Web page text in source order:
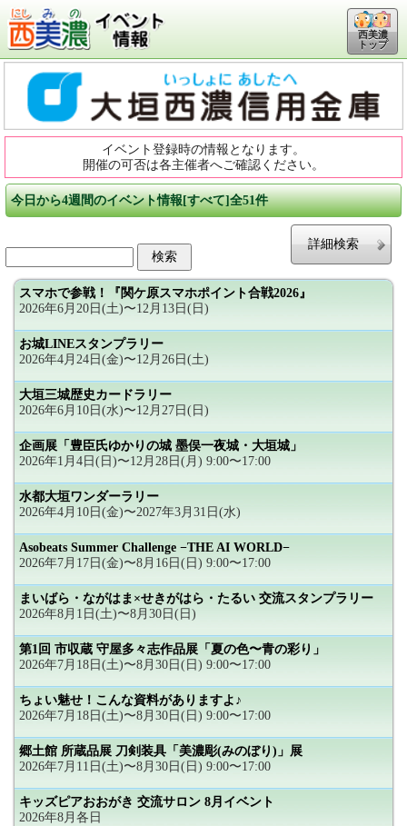
西美濃
トップ
イベント登録時の情報となります。
開催の可否は各主催者へご確認ください。
今日から4週間のイベント情報[すべて]全51件
詳細検索
スマホで参戦！『関ケ原スマホポイント合戦2026』
2026年6月20日(土)〜12月13日(日)
お城LINEスタンプラリー
2026年4月24日(金)〜12月26日(土)
大垣三城歴史カードラリー
2026年6月10日(水)〜12月27日(日)
企画展「豊臣氏ゆかりの城 墨俣一夜城・大垣城」
2026年1月4日(日)〜12月28日(月) 9:00〜17:00
水都大垣ワンダーラリー
2026年4月10日(金)〜2027年3月31日(水)
Asobeats Summer Challenge −THE AI WORLD−
2026年7月17日(金)〜8月16日(日) 9:00〜17:00
まいばら・ながはま×せきがはら・たるい 交流スタンプラリー
2026年8月1日(土)〜8月30日(日)
第1回 市収蔵 守屋多々志作品展「夏の色〜青の彩り」
2026年7月18日(土)〜8月30日(日) 9:00〜17:00
ちょい魅せ！こんな資料がありますよ♪
2026年7月18日(土)〜8月30日(日) 9:00〜17:00
郷土館 所蔵品展 刀剣装具「美濃彫(みのぼり)」展
2026年7月11日(土)〜8月30日(日) 9:00〜17:00
キッズピアおおがき 交流サロン 8月イベント
2026年8月各日